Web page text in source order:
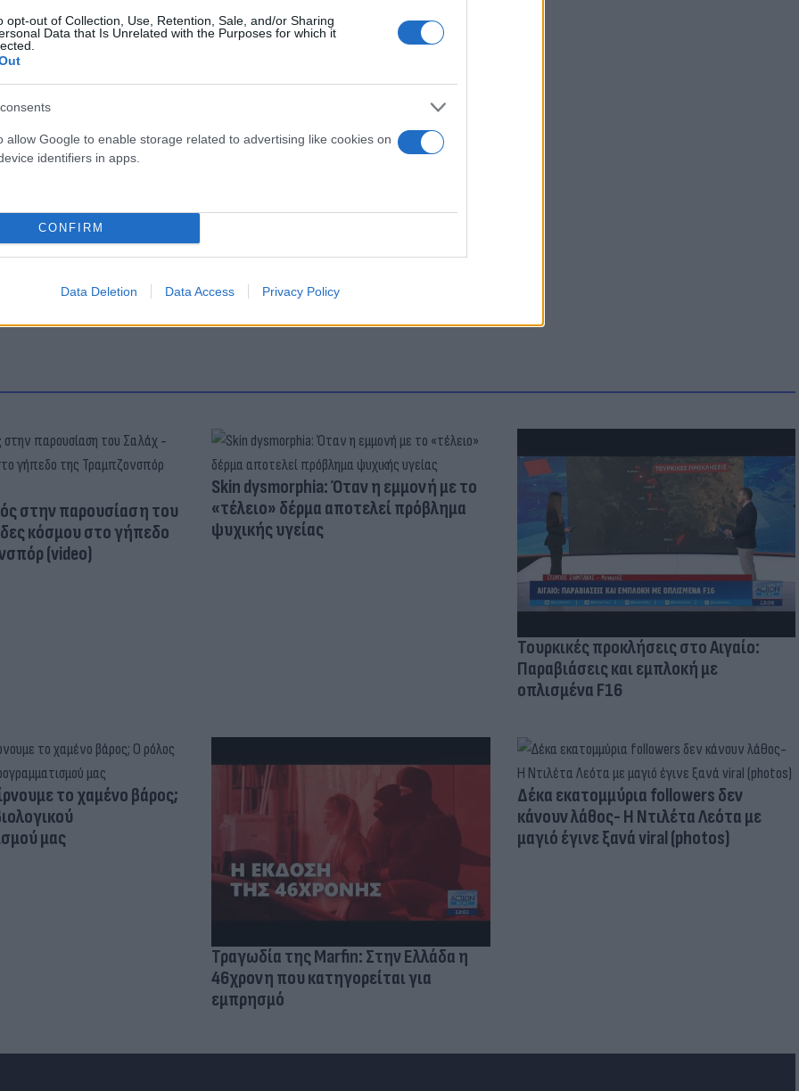
opt-out of Collection, Use, Retention, Sale, and/or Sharing
Data that Is Unrelated with the Purposes for which it
allow Google to enable storage related to advertising like cookies on
identifiers in apps.
CONFIRM
Data Deletion Data Access Privacy Policy
στα ΜΜΜ της Αθήνας - Τελειώνει το χάρτινο
του Μετρό «Εθνική Άμυνα»
καπνούς εν κινήσει - Αποκαταστάθηκε η
Μεταφοράς Τρένο
στην παρουσίαση του
κόσμου στο γήπεδο
(video)
Skin dysmorphia: Όταν η εμμονή με το
«τέλειο» δέρμα αποτελεί πρόβλημα
ψυχικής υγείας
Τουρκικές προκλήσεις στο Αιγαίο:
Παραβιάσεις και εμπλοκή με
οπλισμένα F16
το χαμένο βάρος;
μας
Τραγωδία της Marfin: Στην Ελλάδα η
46χρονη που κατηγορείται για
εμπρησμό
Δέκα εκατομμύρια followers δεν
κάνουν λάθος- Η Ντιλέτα Λεότα με
μαγιό έγινε ξανά viral (photos)